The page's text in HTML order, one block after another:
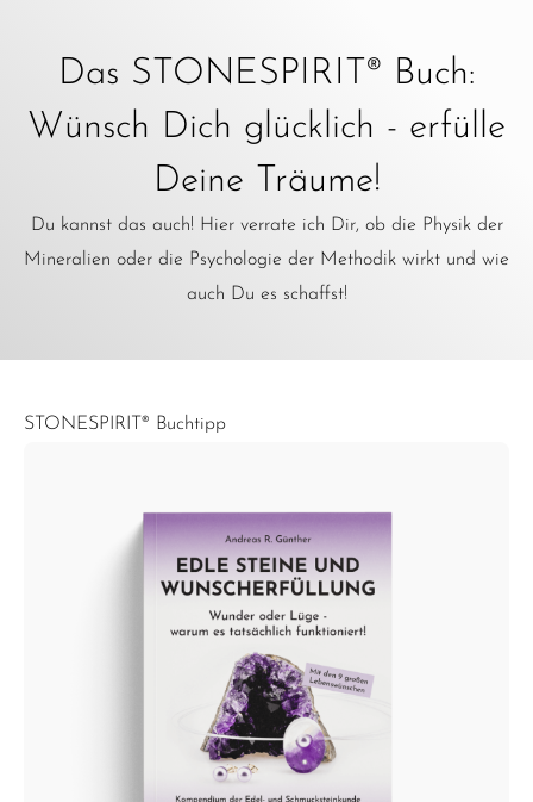
Das STONESPIRIT® Buch:
Wünsch Dich glücklich - erfülle
Deine Träume!
Du kannst das auch! Hier verrate ich Dir, ob die Physik der
Mineralien oder die Psychologie der Methodik wirkt und wie
auch Du es schaffst!
STONESPIRIT® Buchtipp